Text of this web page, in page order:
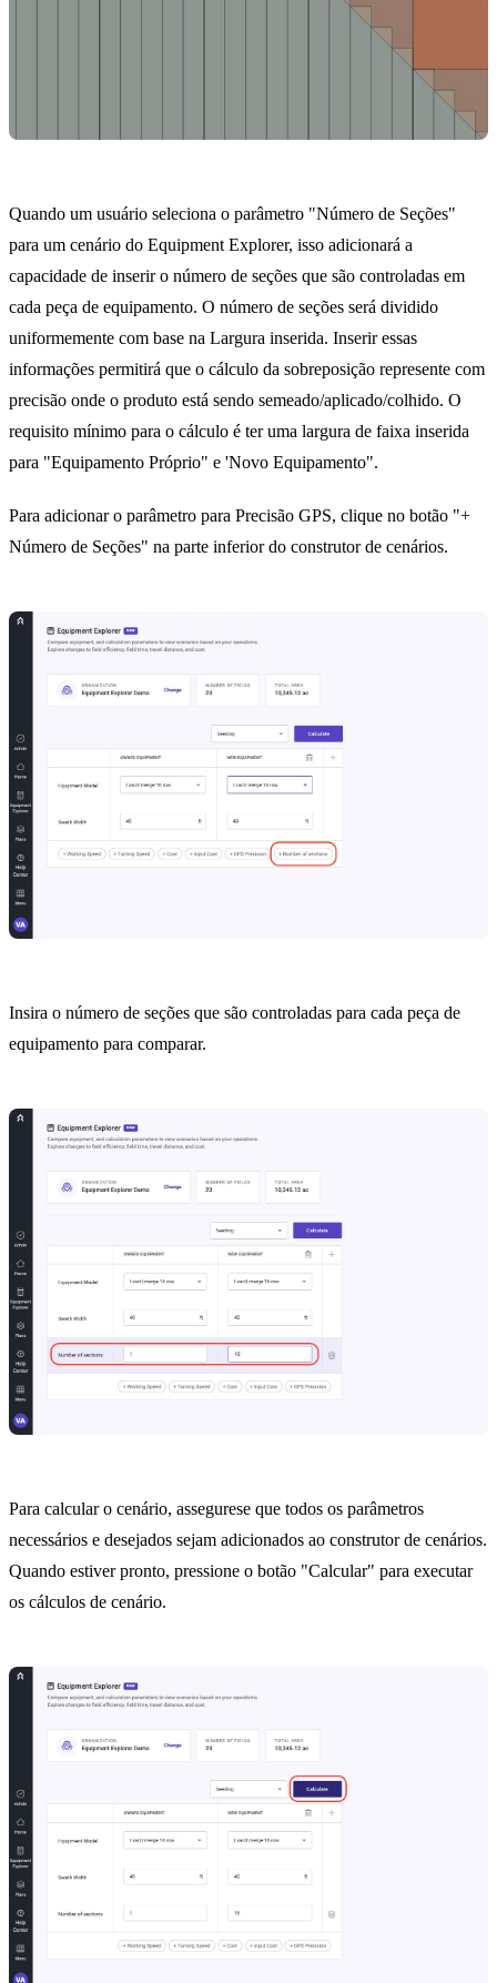
Quando um usuário seleciona o parâmetro "Número de Seções"
para um cenário do Equipment Explorer, isso adicionará a
capacidade de inserir o número de seções que são controladas em
cada peça de equipamento. O número de seções será dividido
uniformemente com base na Largura inserida. Inserir essas
informações permitirá que o cálculo da sobreposição represente com
precisão onde o produto está sendo semeado/aplicado/colhido. O
requisito mínimo para o cálculo é ter uma largura de faixa inserida
para "Equipamento Próprio" e 'Novo Equipamento".
Para adicionar o parâmetro para Precisão GPS, clique no botão "+
Número de Seções" na parte inferior do construtor de cenários.
Insira o número de seções que são controladas para cada peça de
equipamento para comparar.
Para calcular o cenário, assegurese que todos os parâmetros
necessários e desejados sejam adicionados ao construtor de cenários.
Quando estiver pronto, pressione o botão "Calcular" para executar
os cálculos de cenário.